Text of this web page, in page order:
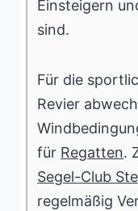
Einsteigern
sind.
Für die
Revier
für Regatten.
Segel-Club
regelmäßig